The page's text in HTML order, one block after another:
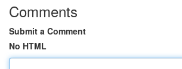
Comments
Submit a Comment
No HTML